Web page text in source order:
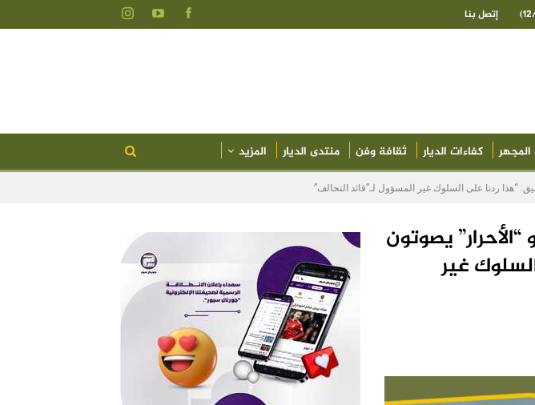
إتصل بنا
كفاءات الديار ثقافة وفن منتدى الديار المزيد
“هذا ردنا على السلوك غير المسؤول لـ”قائد التحالف”
يصوتون
غير